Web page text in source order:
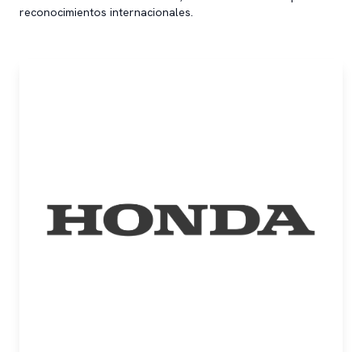
reconocimientos internacionales.